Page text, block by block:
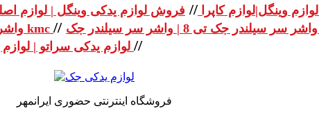
لوازم وینگل|لوازم کاپرا // فروش لوازم یدکی وینگل | لوازم
واشر کامل جک تی 8 | واشر کامل جک kmc //
//
فروشگاه اینترنتی حضوری ایرانمهر